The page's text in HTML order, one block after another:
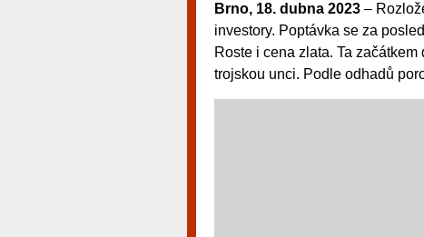
Brno, 18. dubna 2023 –
investory. Poptávka se za
Roste i cena zlata. Ta
trojskou unci. Podle odhadů